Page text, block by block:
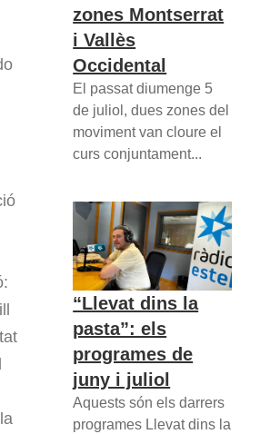
zones Montserrat
i Vallès
Occidental
El passat diumenge 5
de juliol, dues zones del
moviment van cloure el
curs conjuntament...
“Llevat dins la
pasta”: els
programes de
juny i juliol
Aquests són els darrers
programes Llevat dins la